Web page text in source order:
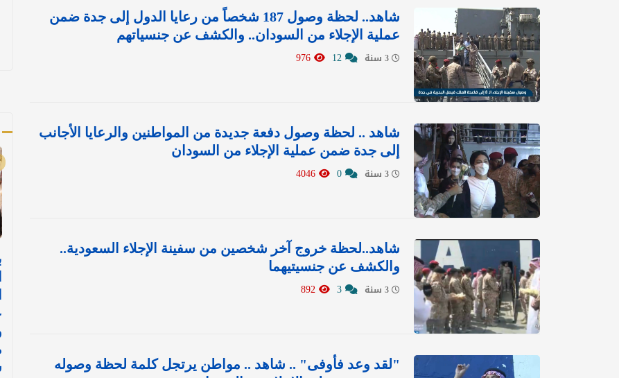
شاهد.. لحظة وصول 187 شخصاً من رعايا الدول إلى جدة ضمن
عملية الإجلاء من السودان.. والكشف عن جنسياتهم
شاهد .. لحظة وصول دفعة جديدة من المواطنين والرعايا الأجانب
إلى جدة ضمن عملية الإجلاء من السودان
شاهد..لحظة خروج آخر شخصين من سفينة الإجلاء السعودية..
والكشف عن جنسيتيهما
"لقد وعد فأوفى" .. شاهد .. مواطن يرتجل كلمة لحظة وصوله